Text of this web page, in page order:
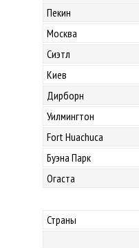
Пекин
Москва
Сиэтл
Киев
Дирборн
Уилмингтон
Fort Huachuca
Буэна Парк
Огаста
Страны